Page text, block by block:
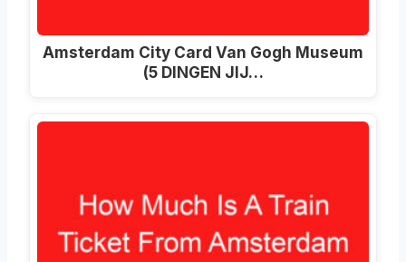
Amsterdam City Card Van Gogh Museum
(5 DINGEN JIJ…